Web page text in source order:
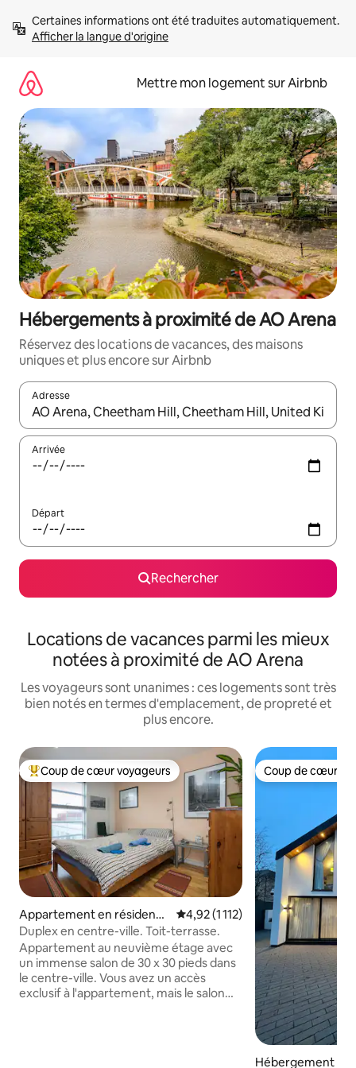
directement
Afficher la langue d'origine
Mettre mon logement sur Airbnb
Hébergements à proximité de AO Arena
Réservez des locations de vacances, des maisons
uniques et plus encore sur Airbnb
Adresse
Lorsque les résultats s'affichent, utilisez les flèches vers le
Arrivée
Départ
Rechercher
Locations de vacances parmi les mieux
notées à proximité de AO Arena
Les voyageurs sont unanimes : ces logements sont très
bien notés en termes d'emplacement, de propreté et
plus encore.
Coups de cœur voyageurs les plus appréciés
Coup de cœur voyageurs
Appartement en résidence
⋅ Grand Manchester
Évaluation moyenne sur la base
4,92 (1 112)
Duplex en centre-ville. Toit-terrasse.
Appartement au neuvième étage avec
un immense salon de 30 x 30 pieds dans
le centre-ville. Vous avez un accès
exclusif à l'appartement, mais le salon
Coup de cœur
Coup de cœur
Hébergement ⋅